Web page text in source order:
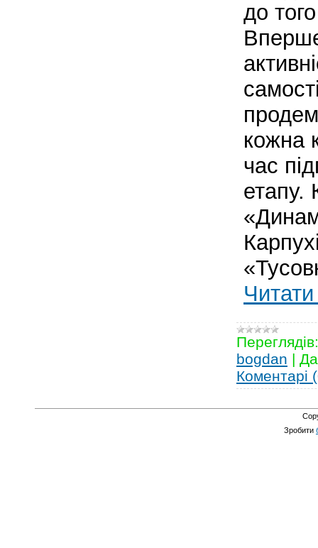
до
кожна
час
етапу.
Переглядів:
bogdan |
Коментарі
Зробити